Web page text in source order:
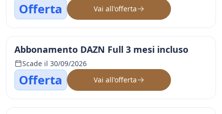
Offerta Vai all'offerta
Abbonamento DAZN Full 3 mesi incluso
Scade il 30/09/2026
Offerta Vai all'offerta